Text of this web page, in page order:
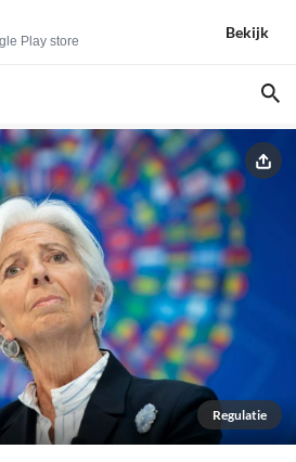
Play store
Bekijk
Regulatie